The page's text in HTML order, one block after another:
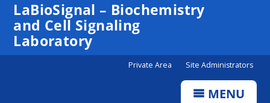
LaBioSignal – Biochemistry
and Cell Signaling
Laboratory
Private Area Site Administrators
MENU